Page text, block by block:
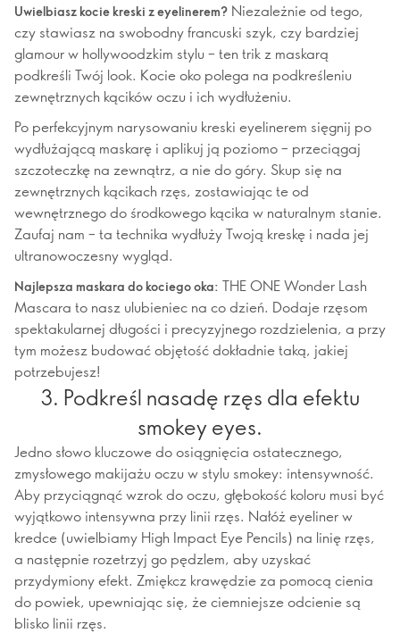
Uwielbiasz kocie kreski z eyelinerem? Niezależnie od tego,
czy stawiasz na swobodny francuski szyk, czy bardziej
glamour w hollywoodzkim stylu – ten trik z maskarą
podkreśli Twój look. Kocie oko polega na podkreśleniu
zewnętrznych kącików oczu i ich wydłużeniu.
Po perfekcyjnym narysowaniu kreski eyelinerem sięgnij po
wydłużającą maskarę i aplikuj ją poziomo – przeciągaj
szczoteczkę na zewnątrz, a nie do góry. Skup się na
zewnętrznych kącikach rzęs, zostawiając te od
wewnętrznego do środkowego kącika w naturalnym stanie.
Zaufaj nam – ta technika wydłuży Twoją kreskę i nada jej
ultranowoczesny wygląd.
Najlepsza maskara do kociego oka: THE ONE Wonder Lash
Mascara to nasz ulubieniec na co dzień. Dodaje rzęsom
spektakularnej długości i precyzyjnego rozdzielenia, a przy
tym możesz budować objętość dokładnie taką, jakiej
potrzebujesz!
3. Podkreśl nasadę rzęs dla efektu
smokey eyes.
Jedno słowo kluczowe do osiągnięcia ostatecznego,
zmysłowego makijażu oczu w stylu smokey: intensywność.
Aby przyciągnąć wzrok do oczu, głębokość koloru musi być
wyjątkowo intensywna przy linii rzęs. Nałóż eyeliner w
kredce (uwielbiamy High Impact Eye Pencils) na linię rzęs,
a następnie rozetrzyj go pędzlem, aby uzyskać
przydymiony efekt. Zmiękcz krawędzie za pomocą cienia
do powiek, upewniając się, że ciemniejsze odcienie są
blisko linii rzęs.